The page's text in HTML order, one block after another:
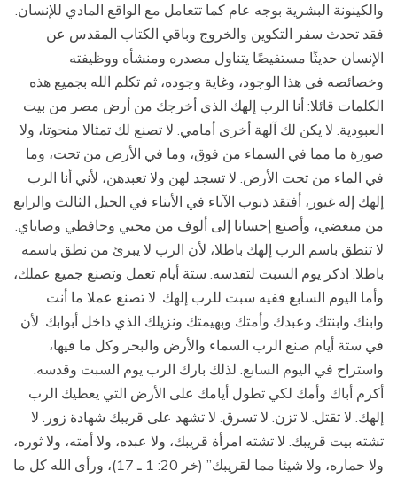
والكينونة البشرية بوجه عام كما تتعامل مع الواقع المادي للإنسان.
فقد تحدث سفر التكوين والخروج وباقي الكتاب المقدس عن
الإنسان حديثًا مستفيضًا يتناول مصدره ومنشأه ووظيفته
وخصائصه في هذا الوجود، وغاية وجوده، ثم تكلم الله بجميع هذه
الكلمات قائلا: أنا الرب إلهك الذي أخرجك من أرض مصر من بيت
العبودية. لا يكن لك آلهة أخرى أمامي. لا تصنع لك تمثالا منحوتا، ولا
صورة ما مما في السماء من فوق، وما في الأرض من تحت، وما
في الماء من تحت الأرض. لا تسجد لهن ولا تعبدهن، لأني أنا الرب
إلهك إله غيور، أفتقد ذنوب الآباء في الأبناء في الجيل الثالث والرابع
من مبغضي، وأصنع إحسانا إلى ألوف من محبي وحافظي وصاياي.
لا تنطق باسم الرب إلهك باطلا، لأن الرب لا يبرئ من نطق باسمه
باطلا. اذكر يوم السبت لتقدسه. ستة أيام تعمل وتصنع جميع عملك،
وأما اليوم السابع ففيه سبت للرب إلهك. لا تصنع عملا ما أنت
وابنك وابنتك وعبدك وأمتك وبهيمتك ونزيلك الذي داخل أبوابك. لأن
في ستة أيام صنع الرب السماء والأرض والبحر وكل ما فيها،
واستراح في اليوم السابع. لذلك بارك الرب يوم السبت وقدسه.
أكرم أباك وأمك لكي تطول أيامك على الأرض التي يعطيك الرب
إلهك. لا تقتل. لا تزن. لا تسرق. لا تشهد على قريبك شهادة زور. لا
تشته بيت قريبك. لا تشته امرأة قريبك، ولا عبده، ولا أمته، ولا ثوره،
ولا حماره، ولا شيئا مما لقريبك” (خر 20: 1 ـ 17)، ورأى الله كل ما